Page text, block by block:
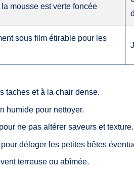
la mousse est verte foncée
sous film étirable pour les
taches et à la chair dense.
humide pour nettoyer.
ne pas altérer saveurs et texture.
déloger les petites bêtes
terreuse ou abîmée.